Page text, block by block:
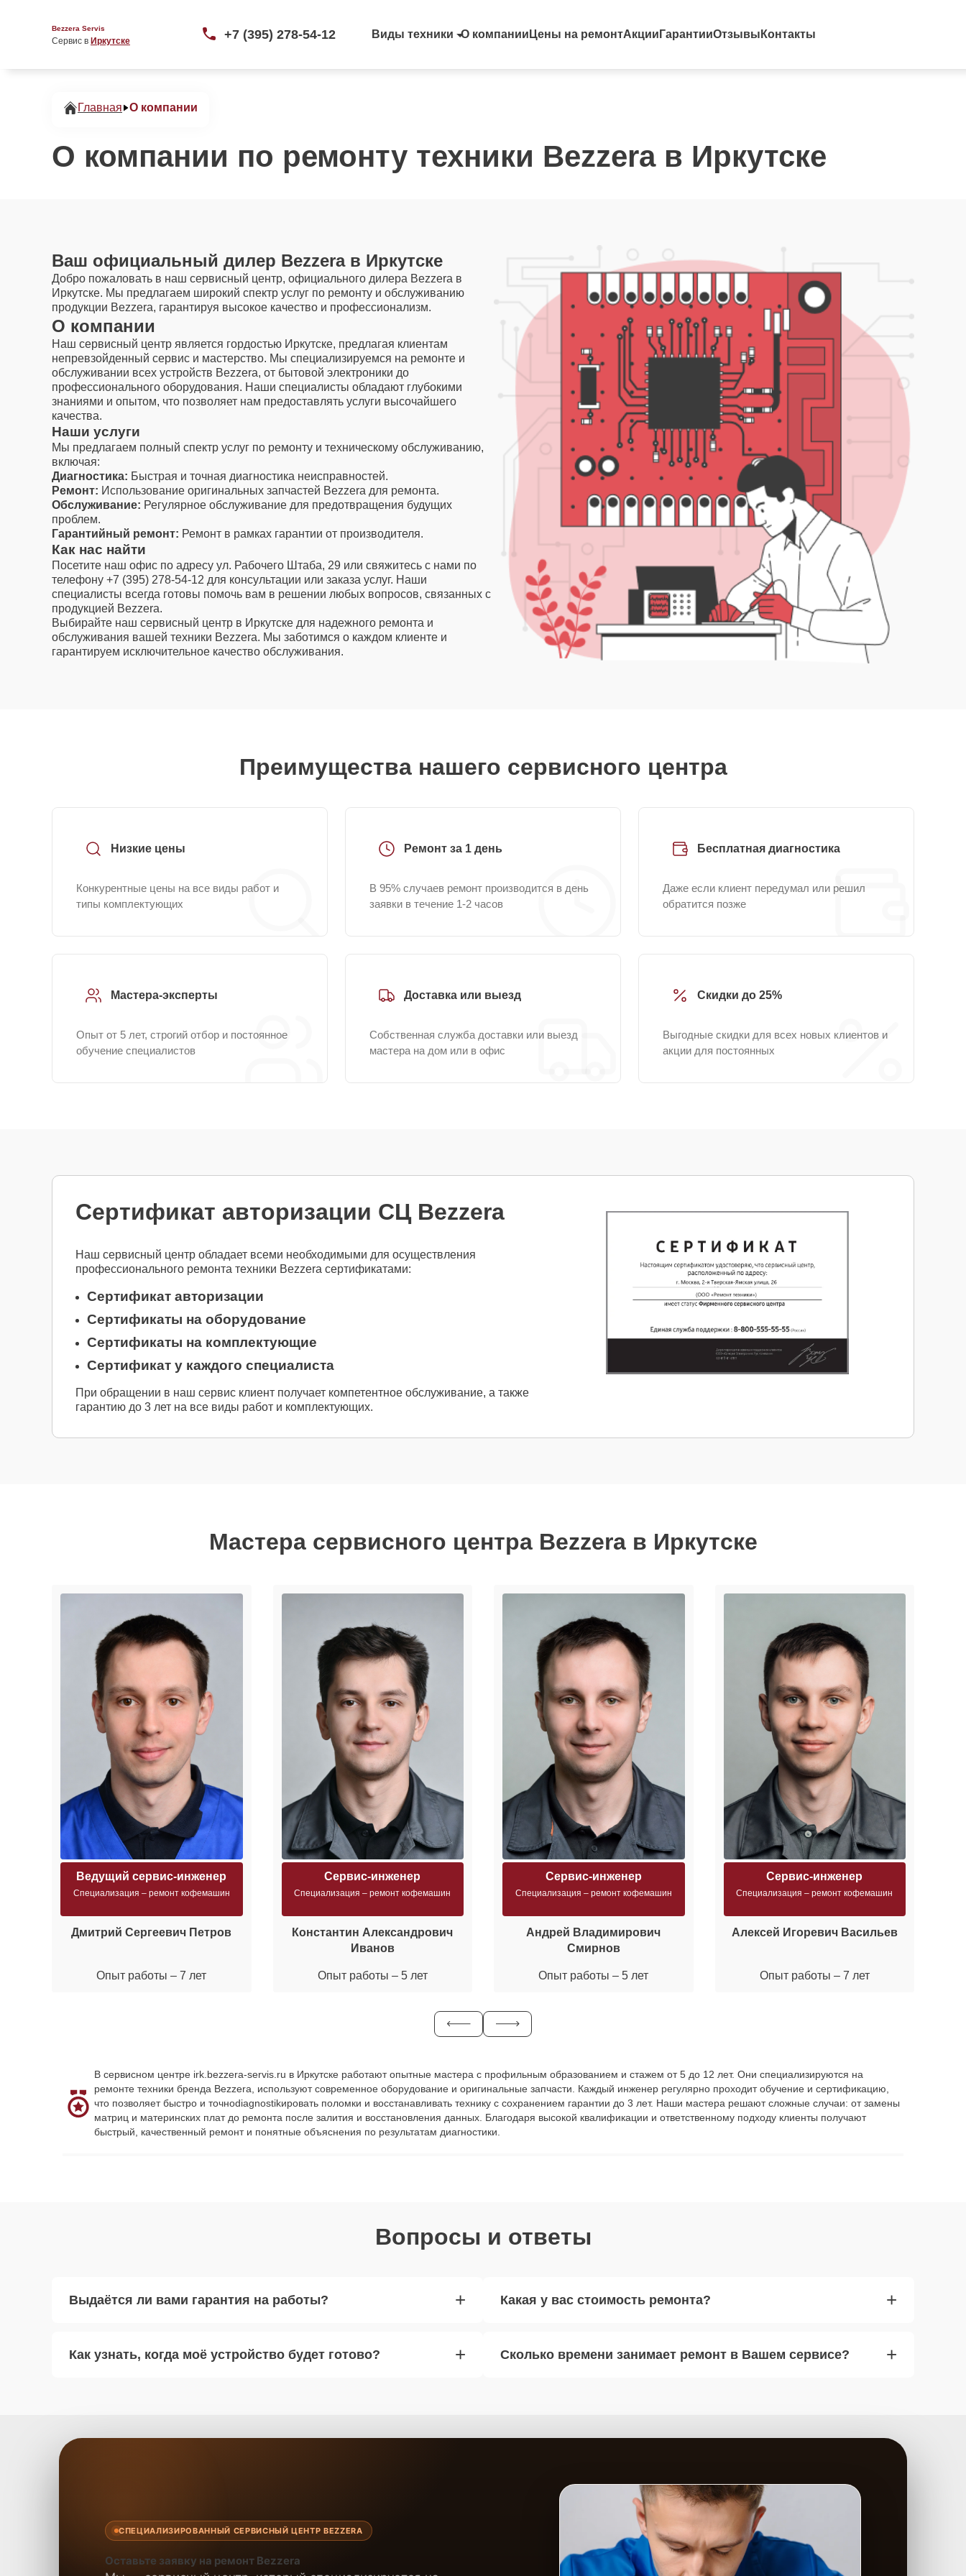
Bezzera Servis
Сервис в Иркутске +7 (395) 278-54-12 Виды техники О компании Цены на ремонтАкции ГарантииОтзывы Контакты
Главная О компании
О компании по ремонту техники Bezzera в Иркутске
Ваш официальный дилер Bezzera в Иркутске
Добро пожаловать в наш сервисный центр, официального дилера Bezzera в
Иркутске. Мы предлагаем широкий спектр услуг по ремонту и обслуживанию
продукции Bezzera, гарантируя высокое качество и профессионализм.
О компании
Наш сервисный центр является гордостью Иркутске, предлагая клиентам
непревзойденный сервис и мастерство. Мы специализируемся на ремонте и
обслуживании всех устройств Bezzera, от бытовой электроники до
профессионального оборудования. Наши специалисты обладают глубокими
знаниями и опытом, что позволяет нам предоставлять услуги высочайшего
качества.
Наши услуги
Мы предлагаем полный спектр услуг по ремонту и техническому обслуживанию,
включая:
Диагностика: Быстрая и точная диагностика неисправностей.
Ремонт: Использование оригинальных запчастей Bezzera для ремонта.
Обслуживание: Регулярное обслуживание для предотвращения будущих
проблем.
Гарантийный ремонт: Ремонт в рамках гарантии от производителя.
Как нас найти
Посетите наш офис по адресу ул. Рабочего Штаба, 29 или свяжитесь с нами по
телефону +7 (395) 278-54-12 для консультации или заказа услуг. Наши
специалисты всегда готовы помочь вам в решении любых вопросов, связанных с
продукцией Bezzera.
Выбирайте наш сервисный центр в Иркутске для надежного ремонта и
обслуживания вашей техники Bezzera. Мы заботимся о каждом клиенте и
гарантируем исключительное качество обслуживания.
Преимущества нашего сервисного центра
Низкие цены
Конкурентные цены на все виды работ и
типы комплектующих
Ремонт за 1 день
В 95% случаев ремонт производится в день
заявки в течение 1-2 часов
Бесплатная диагностика
Даже если клиент передумал или решил
обратится позже
Мастера-эксперты
Опыт от 5 лет, строгий отбор и постоянное
обучение специалистов
Доставка или выезд
Собственная служба доставки или выезд
мастера на дом или в офис
Скидки до 25%
Выгодные скидки для всех новых клиентов и
акции для постоянных
Сертификат авторизации СЦ Bezzera
Наш сервисный центр обладает всеми необходимыми для осуществления
профессионального ремонта техники Bezzera сертификатами:
Сертификат авторизации
Сертификаты на оборудование
Сертификаты на комплектующие
Сертификат у каждого специалиста
При обращении в наш сервис клиент получает компетентное обслуживание, а также
гарантию до 3 лет на все виды работ и комплектующих.
Мастера сервисного центра Bezzera в Иркутске
Ведущий сервис-инженер
Специализация – ремонт кофемашин
Дмитрий Сергеевич Петров
Опыт работы – 7 лет
Сервис-инженер
Специализация – ремонт кофемашин
Константин Александрович
Иванов
Опыт работы – 5 лет
Сервис-инженер
Специализация – ремонт кофемашин
Андрей Владимирович
Смирнов
Опыт работы – 5 лет
Сервис-инженер
Специализация – ремонт кофемашин
Алексей Игоревич Васильев
Опыт работы – 7 лет
В сервисном центре irk.bezzera-servis.ru в Иркутске работают опытные мастера с профильным образованием и стажем от 5 до 12 лет. Они специализируются на
ремонте техники бренда Bezzera, используют современное оборудование и оригинальные запчасти. Каждый инженер регулярно проходит обучение и сертификацию,
что позволяет быстро и точноdiagnostikировать поломки и восстанавливать технику с сохранением гарантии до 3 лет. Наши мастера решают сложные случаи: от замены
матриц и материнских плат до ремонта после залития и восстановления данных. Благодаря высокой квалификации и ответственному подходу клиенты получают
быстрый, качественный ремонт и понятные объяснения по результатам диагностики.
Вопросы и ответы
Выдаётся ли вами гарантия на работы? +
Как узнать, когда моё устройство будет готово? +
Какая у вас стоимость ремонта? +
Сколько времени занимает ремонт в Вашем сервисе? +
СПЕЦИАЛИЗИРОВАННЫЙ СЕРВИСНЫЙ ЦЕНТР BEZZERA
Оставьте заявку на ремонт Bezzera